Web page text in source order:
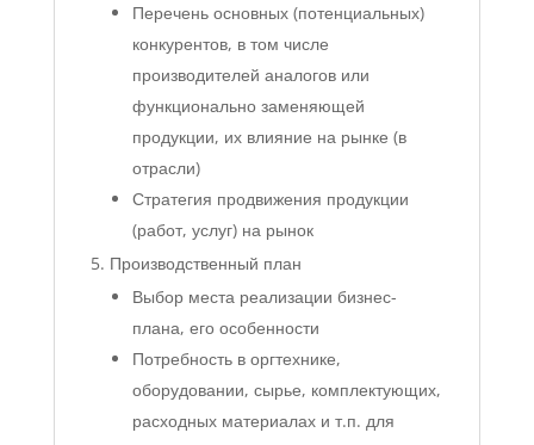
Перечень основных (потенциальных)
конкурентов, в том числе
производителей аналогов или
функционально заменяющей
продукции, их влияние на рынке (в
отрасли)
Стратегия продвижения продукции
(работ, услуг) на рынок
Производственный план
Выбор места реализации бизнес-
плана, его особенности
Потребность в оргтехнике,
оборудовании, сырье, комплектующих,
расходных материалах и т.п. для